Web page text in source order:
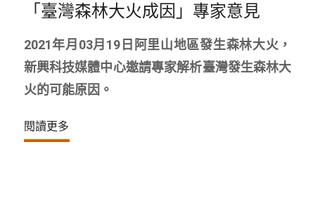
「臺灣森林大火成因」專家意見
2021年月03月19日阿里山地區發生森林大火，
新興科技媒體中心邀請專家解析臺灣發生森林大
火的可能原因。
閱讀更多